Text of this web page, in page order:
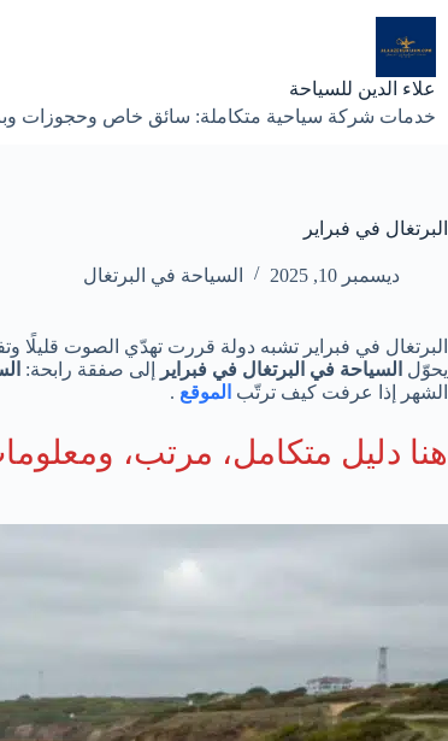
المحتوى
علاء الدين للسياحة
خدمات شركة سياحية متكاملة: سائق خاص وحجوزات
البرتغال في فبراير
ديسمبر 10, 2025 السياحة في البرتغال
البرتغال في فبراير تشبه دولة قررت تهدّي الصوت قليلًا
يحوّل السياحة في البرتغال في فبراير إلى صفقة رابحة:
الشهر إذا عرفت كيف ترتّب الموقع .
هنا دليل متكامل، مرتب،